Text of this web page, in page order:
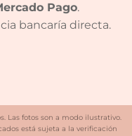
Pago.
bancaría directa.
Las fotos son a modo ilustrativo.
está sujeta a la verificación